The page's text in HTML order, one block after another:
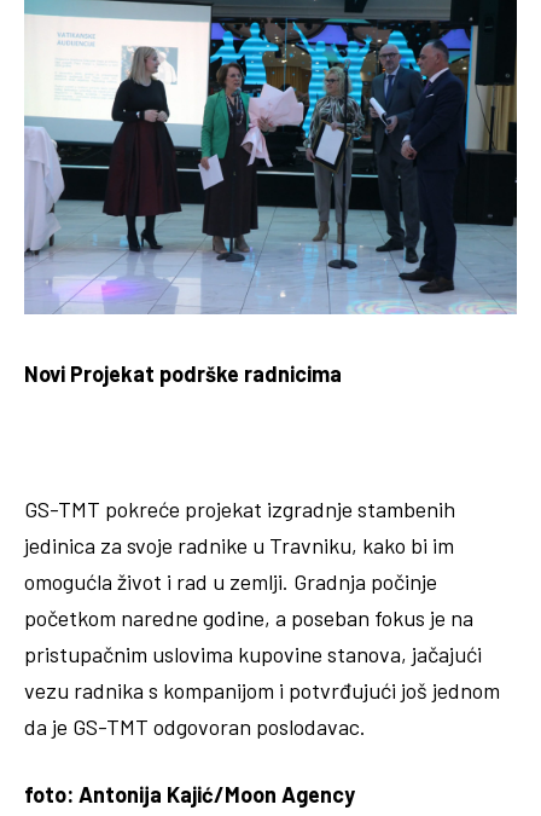
Novi Projekat podrške radnicima
GS-TMT pokreće projekat izgradnje stambenih
jedinica za svoje radnike u Travniku, kako bi im
omogućla život i rad u zemlji. Gradnja počinje
početkom naredne godine, a poseban fokus je na
pristupačnim uslovima kupovine stanova, jačajući
vezu radnika s kompanijom i potvrđujući još jednom
da je GS-TMT odgovoran poslodavac.
foto: Antonija Kajić/Moon Agency